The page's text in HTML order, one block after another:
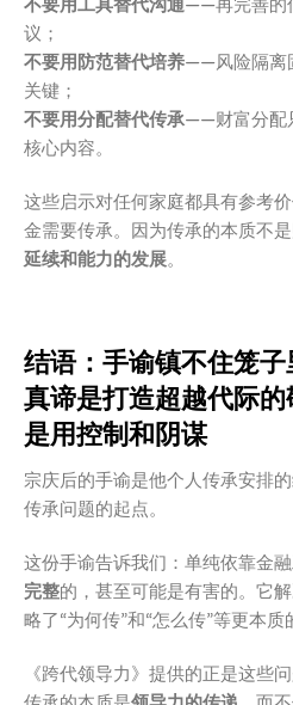
议；
不要用防范替代培养——风险隔离
关键；
不要用分配替代传承——财富分配
核心内容。
这些启示对任何家庭都具有参考
金需要传承。因为传承的本质不
延续和能力的发展。
结语：手谕镇不住笼
真谛是打造超越代际
是用控制和阴谋
宗庆后的手谕是他个人传承安排
传承问题的起点。
这份手谕告诉我们：单纯依靠金
完整的，甚至可能是有害的。它
略了“为何传”和“怎么传”等更本质
《跨代领导力》提供的正是这些